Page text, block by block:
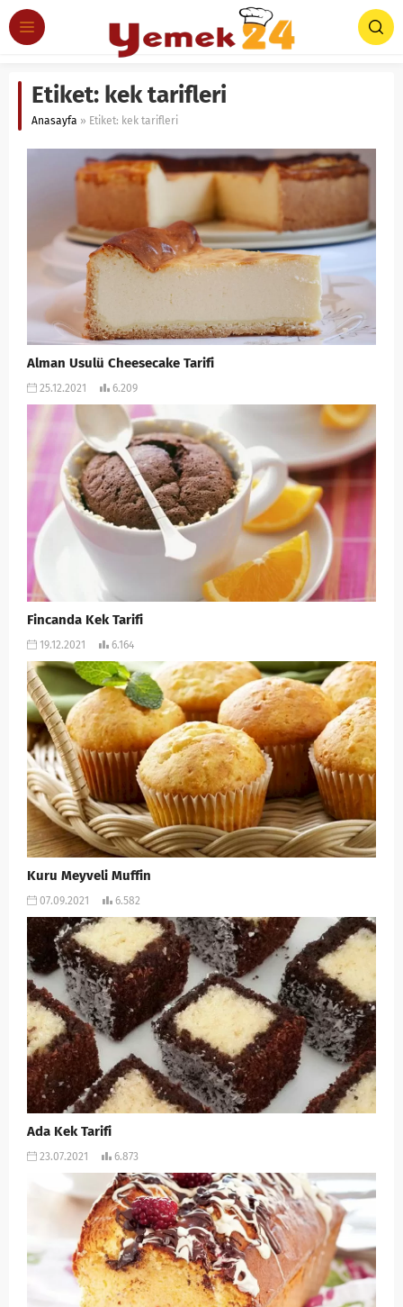
Etiket: kek tarifleri
Anasayfa » Etiket: kek tarifleri
Alman Usulü Cheesecake Tarifi
25.12.2021 6.209
Fincanda Kek Tarifi
19.12.2021 6.164
Kuru Meyveli Muffin
07.09.2021 6.582
Ada Kek Tarifi
23.07.2021 6.873